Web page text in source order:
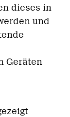
dieses in
und
Geräten